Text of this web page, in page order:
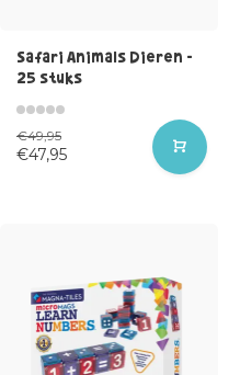
Safari Animals Dieren -
25 stuks
€49,95
€47,95